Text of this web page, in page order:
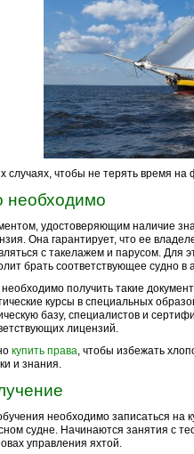
случаях, чтобы не терять время
необходимо
удостоверяющим наличие
Она гарантирует, что ее
с такелажем и парусом. Для
брать соответствующее судно
необходимо получить такие
курсы в специальных
базу, специалистов и
лицензий.
купить права, чтобы избежать
и знания.
необходимо записаться на
судне. Начинаются занятия с
управления яхтой.